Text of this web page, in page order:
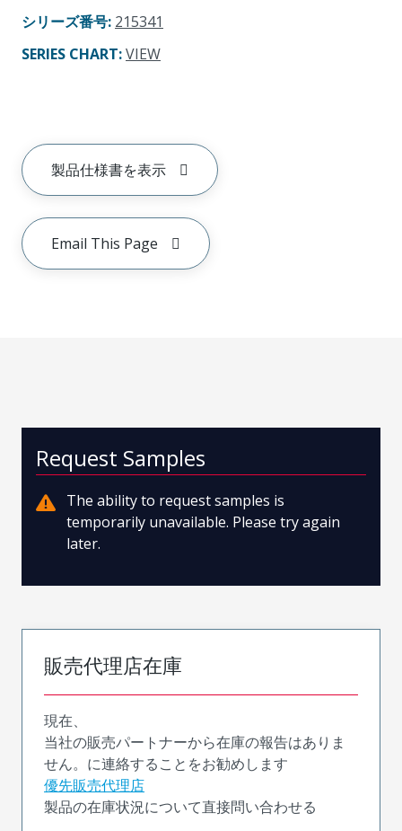
シリーズ番号: 215341
SERIES CHART:VIEW
製品仕様書を表示
Email This Page
Request Samples
The ability to request samples is
temporarily unavailable. Please try again
later.
販売代理店在庫
現在、
当社の販売パートナーから在庫の報告はありま
せん。に連絡することをお勧めします
優先販売代理店
製品の在庫状況について直接問い合わせる